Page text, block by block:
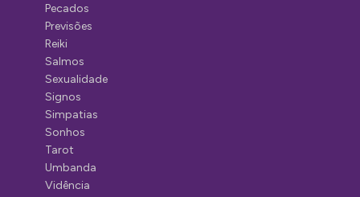
Pecados
Previsões
Reiki
Salmos
Sexualidade
Signos
Simpatias
Sonhos
Tarot
Umbanda
Vidência